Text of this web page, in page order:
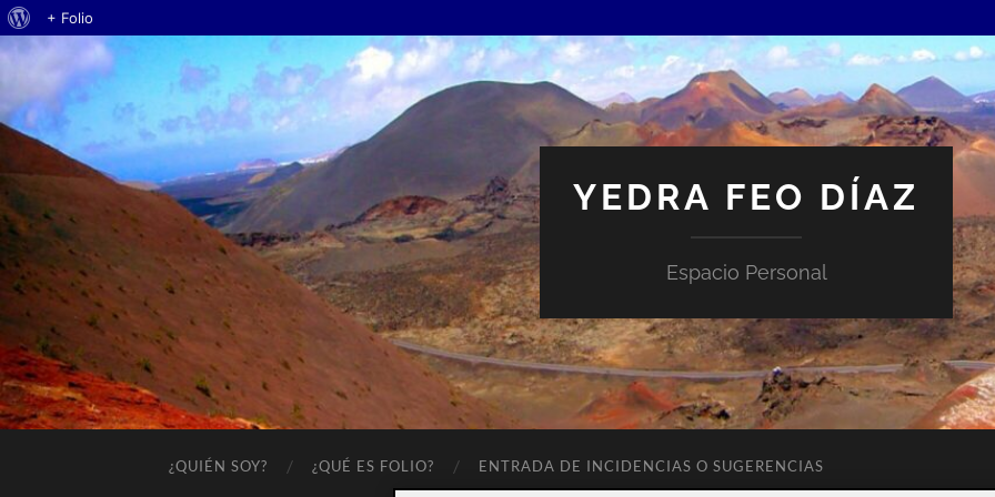
Acerca
de
WordPress
+ Folio
YEDRA FEO DÍAZ
Espacio Personal
¿QUIÉN SOY? ¿QUÉ ES FOLIO? ENTRADA DE INCIDENCIAS O SUGERENCIAS